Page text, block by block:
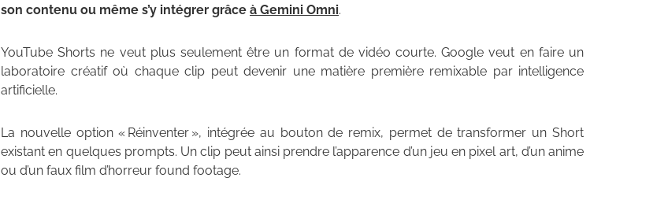
son contenu ou même s’y intégrer grâce à Gemini Omni.
YouTube Shorts ne veut plus seulement être un format de vidéo courte. Google veut en faire un
laboratoire créatif où chaque clip peut devenir une matière première remixable par intelligence
artificielle.
La nouvelle option « Réinventer », intégrée au bouton de remix, permet de transformer un Short
existant en quelques prompts. Un clip peut ainsi prendre l’apparence d’un jeu en pixel art, d’un anime
ou d’un faux film d’horreur found footage.